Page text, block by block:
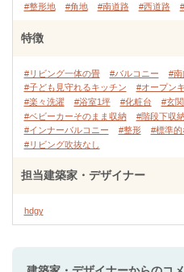
#整形地 #角地 #南道路 #西道路
特徴
#リビング一体の畳 #バルコニー
#南
#子ども見守れるキッチン
#オープン
#楽々洗濯
#浴室1坪 #化粧台
#玄
#ベビーカーそのまま収納
#階段下収
#インナーバルコニー
#整形 #標準
#リビング吹抜なし
担当建築家・デザイナー
hdgy